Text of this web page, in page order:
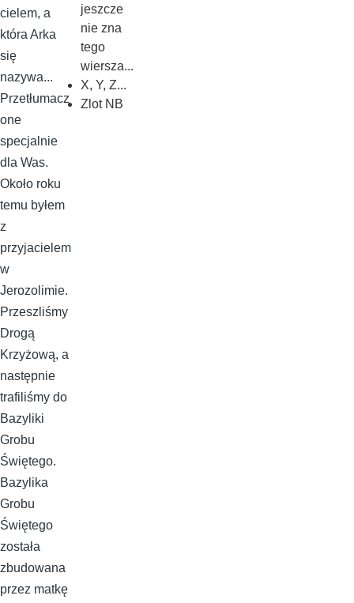
cielem, a
która Arka
się
nazywa...
Przetłumacz
one
specjalnie
dla Was.
Około roku
temu byłem
z
przyjacielem
w
Jerozolimie.
Przeszliśmy
Drogą
Krzyżową, a
następnie
trafiliśmy do
Bazyliki
Grobu
Świętego.
Bazylika
Grobu
Świętego
została
zbudowana
przez matkę
jeszcze
nie zna
tego
wiersza...
X, Y, Z...
Zlot NB